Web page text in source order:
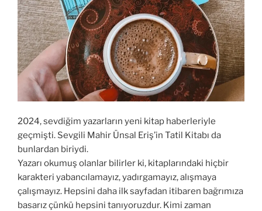
2024, sevdiğim yazarların yeni kitap haberleriyle
geçmişti. Sevgili Mahir Ünsal Eriş’in Tatil Kitabı da
bunlardan biriydi.
Yazarı okumuş olanlar bilirler ki, kitaplarındaki hiçbir
karakteri yabancılamayız, yadırgamayız, alışmaya
çalışmayız. Hepsini daha ilk sayfadan itibaren bağrımıza
basarız çünkü hepsini tanıyoruzdur. Kimi zaman